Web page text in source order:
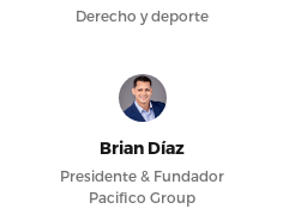
Derecho y deporte
Brian Díaz
Presidente & Fundador
Pacifico Group